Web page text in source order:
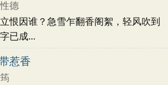
德
恨因谁？急雪乍翻香阁絮，轻风吹到
已成...
惹香